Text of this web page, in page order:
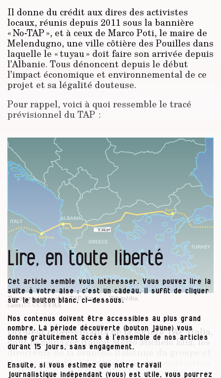
Il donne du crédit aux dires des activistes
locaux, réunis depuis 2011 sous la bannière
« No-TAP », et à ceux de Marco Poti, le maire de
Melendugno, une ville côtière des Pouilles dans
laquelle le « tuyau » doit faire son arrivée depuis
l’Albanie. Tous dénoncent depuis le début
l’impact économique et environnemental de ce
projet et sa légalité douteuse.
Pour rappel, voici à quoi ressemble le tracé
prévisionnel du TAP :
Tracé prévisionnel du TAP. Source : Wikipédia.
Genti77. CC BY-SA
Dix-neuf représentants de la société TAP Italia,
dont le manager italien Mario Michele Elia, les
directeurs de la branche italienne du groupe et
des responsables d’entreprises de construction
sont inquiétés par la justice.
Lire, en toute liberté
Cet article semble vous intéresser. Vous pouvez lire la
suite à votre aise : c’est un cadeau. Il suffit de cliquer
sur le bouton blanc, ci-dessous.
Nos contenus doivent être accessibles au plus grand
nombre. La période découverte (bouton jaune) vous
donne gratuitement accès à l’ensemble de nos articles
durant 15 jours, sans engagement.
Ensuite, si vous estimez que notre travail
journalistique indépendant (vous) est utile, vous pourrez